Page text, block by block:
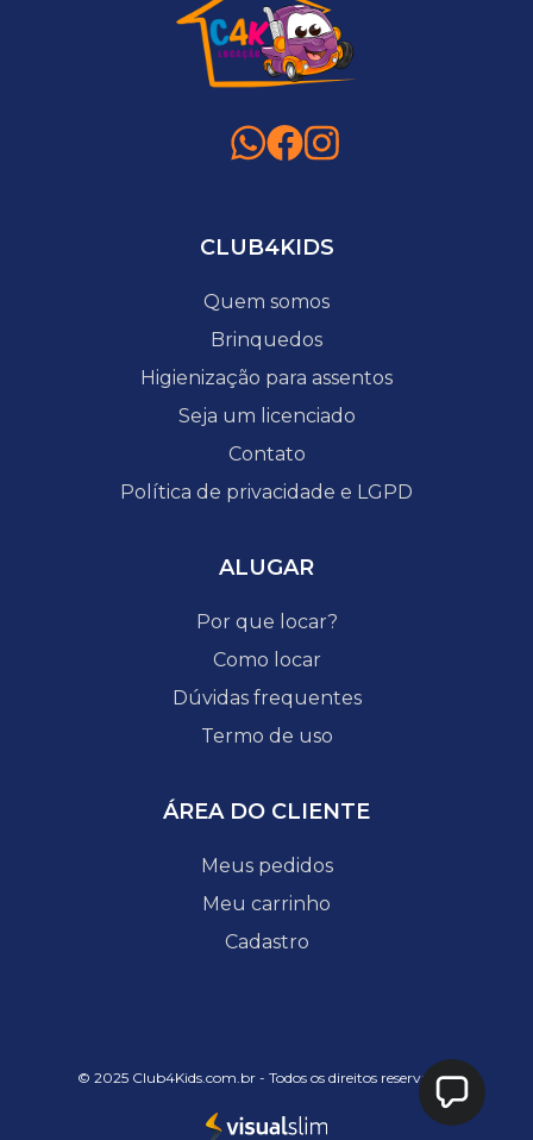
CLUB4KIDS
Quem somos
Brinquedos
Higienização para assentos
Seja um licenciado
Contato
Política de privacidade e LGPD
ALUGAR
Por que locar?
Como locar
Dúvidas frequentes
Termo de uso
ÁREA DO CLIENTE
Meus pedidos
Meu carrinho
Cadastro
© 2025 Club4Kids.com.br - Todos os direitos reservados.